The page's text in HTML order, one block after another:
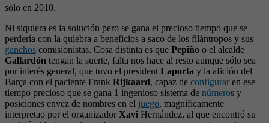
sólo en 2010.
Ni siquiera es la solución pero se gana el precioso tiempo que se
perdería con la quiebra a beneficios a saco de los filántropos y sus
ganchos comisionistas. Cosa distinta es que Pepiño o el alcalde
Gallardón tengan la suerte, falta nos hace al resto aunque sólo sea
por interés general, que tuvo el president Laporta y la afición del
Barça con el paciente Frank Rijkaard, capaz de configurar en ese
tiempo precioso que se gana 1 ingenioso sistema de números y
posiciones envez de nombres en el juego, magníficamente
interpretao por el organizador Xavi Hernández, al que encontró su